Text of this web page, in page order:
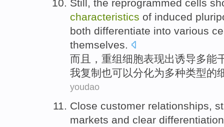
Still, the reprogrammed cells
characteristics of induced
both differentiate into various
themselves.
而且
， 重组细胞表现出诱导多能
我复制也可以分化为多种类型的
youdao
Close customer relationships,
markets and clear differentiation